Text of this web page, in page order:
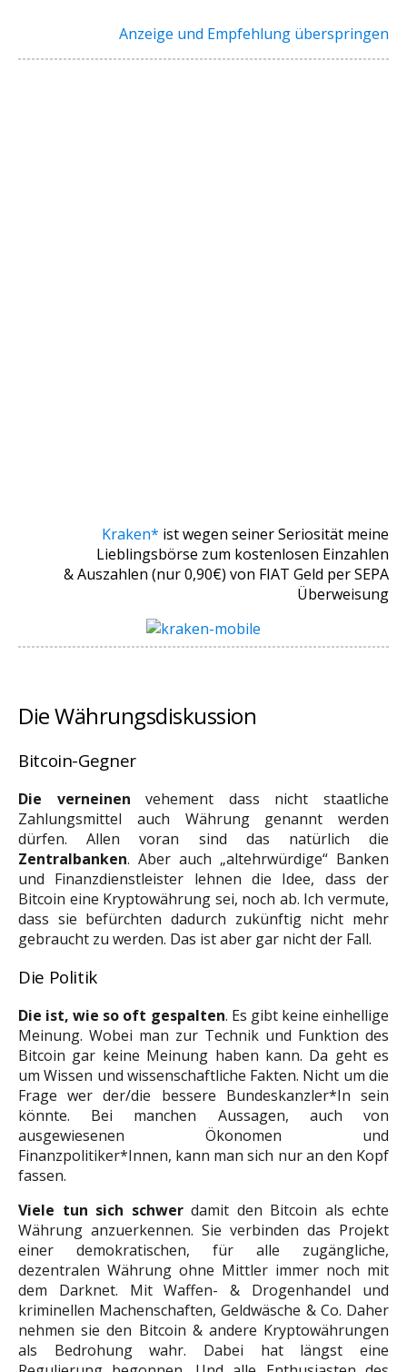
Anzeige und Empfehlung überspringen
Kraken* ist wegen seiner Seriosität meine
Lieblingsbörse zum kostenlosen Einzahlen
& Auszahlen (nur 0,90€) von FIAT Geld per SEPA
Überweisung
Die Währungsdiskussion
Bitcoin-Gegner
Die verneinen vehement dass nicht staatliche
Zahlungsmittel auch Währung genannt werden
dürfen. Allen voran sind das natürlich die
Zentralbanken. Aber auch „altehrwürdige“ Banken
und Finanzdienstleister lehnen die Idee, dass der
Bitcoin eine Kryptowährung sei, noch ab. Ich vermute,
dass sie befürchten dadurch zukünftig nicht mehr
gebraucht zu werden. Das ist aber gar nicht der Fall.
Die Politik
Die ist, wie so oft gespalten. Es gibt keine einhellige
Meinung. Wobei man zur Technik und Funktion des
Bitcoin gar keine Meinung haben kann. Da geht es
um Wissen und wissenschaftliche Fakten. Nicht um die
Frage wer der/die bessere Bundeskanzler*In sein
könnte. Bei manchen Aussagen, auch von
ausgewiesenen Ökonomen und
Finanzpolitiker*Innen, kann man sich nur an den Kopf
fassen.
Viele tun sich schwerdamit den Bitcoin als echte
Währung anzuerkennen. Sie verbinden das Projekt
einer demokratischen, für alle zugängliche,
dezentralen Währung ohne Mittler immer noch mit
dem Darknet. Mit Waffen- & Drogenhandel und
kriminellen Machenschaften, Geldwäsche & Co. Daher
nehmen sie den Bitcoin & andere Kryptowährungen
als Bedrohung wahr. Dabei hat längst eine